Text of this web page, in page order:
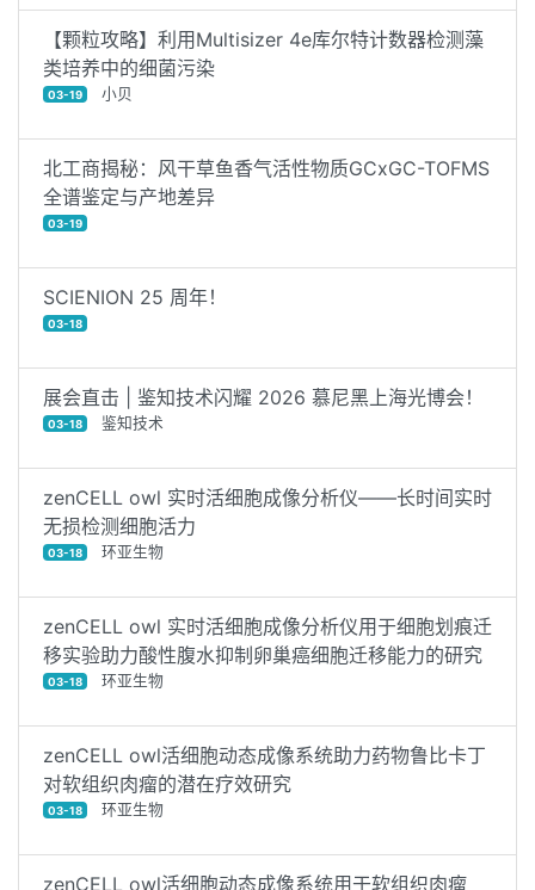
【颗粒攻略】利用Multisizer 4e库尔特计数器检测藻
类培养中的细菌污染
03-19 小贝
北工商揭秘：风干草鱼香气活性物质GCxGC-TOFMS
全谱鉴定与产地差异
03-19
SCIENION 25 周年！
03-18
展会直击 | 鉴知技术闪耀 2026 慕尼黑上海光博会！
03-18 鉴知技术
zenCELL owl 实时活细胞成像分析仪——长时间实时
无损检测细胞活力
03-18 环亚生物
zenCELL owl 实时活细胞成像分析仪用于细胞划痕迁
移实验助力酸性腹水抑制卵巢癌细胞迁移能力的研究
03-18 环亚生物
zenCELL owl活细胞动态成像系统助力药物鲁比卡丁
对软组织肉瘤的潜在疗效研究
03-18 环亚生物
zenCELL owl活细胞动态成像系统用于软组织肉瘤